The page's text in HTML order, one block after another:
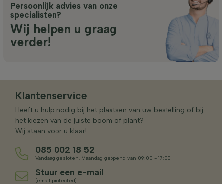
Persoonlijk advies van onze
specialisten?
Wij helpen u graag
verder!
Klantenservice
Heeft u hulp nodig bij het plaatsen van uw bestelling of bij
het kiezen van de juiste boom of plant?
Wij staan voor u klaar!
085 002 18 52
Vandaag gesloten. Maandag geopend van 09:00 - 17:00
Stuur een e-mail
[email protected]